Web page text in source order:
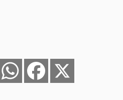
Facebook
WhatsApp
LinkedIn